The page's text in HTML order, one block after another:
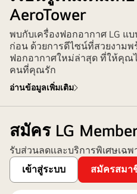
AeroTower
พบกับเครื่องฟอกอากาศ LG แ
ก่อน ด้วยการดีไซน์ที่สวยงาม
ฟอกอากาศใหม่ล่าสุด ที่ให้คุณ
คนที่คุณรัก
อ่านข้อมูลเพิ่มเติม
สมัคร LG
รับส่วนลดเเละบริการพิเศษเฉ
เข้าสู่ระบบ
สมัครสมา